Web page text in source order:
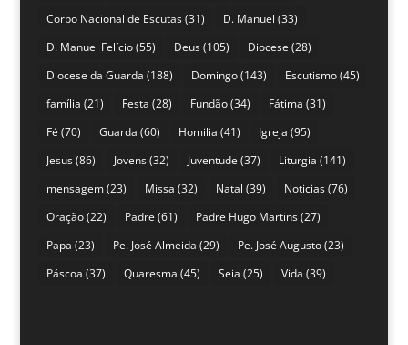
Corpo Nacional de Escutas(31) D. Manuel (33)
D. Manuel Felício(55) Deus(105) Diocese (28)
Diocese da Guarda (188) Domingo(143) Escutismo(45)
família (21) Festa (28) Fundão(34) Fátima (31)
Fé (70) Guarda (60) Homilia (41) Igreja (95)
Jesus(86) Jovens(32) Juventude (37) Liturgia (141)
mensagem(23) Missa (32) Natal (39) Noticias(76)
Oração(22) Padre (61) Padre Hugo Martins(27)
Papa (23) Pe. José Almeida (29) Pe. José Augusto(23)
Páscoa (37) Quaresma (45) Seia (25) Vida (39)